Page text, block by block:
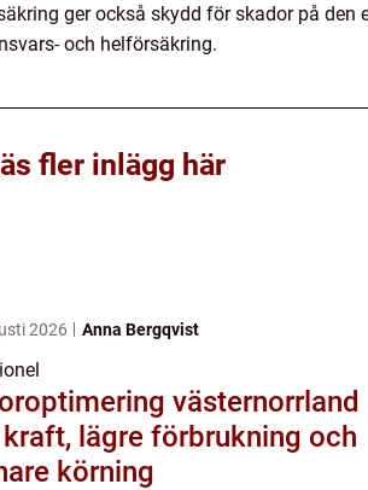
ger också skydd för skador på den
och helförsäkring.
fler inlägg här
2026 Anna Bergqvist
västernorrland
lägre förbrukning och
körning